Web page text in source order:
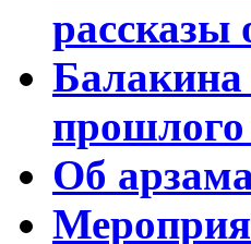
рассказы
прошлого
Об